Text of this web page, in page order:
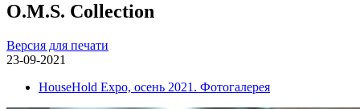
O.M.S. Collection
Версия для печати
23-09-2021
HouseHold Expo, осень 2021. Фотогалерея